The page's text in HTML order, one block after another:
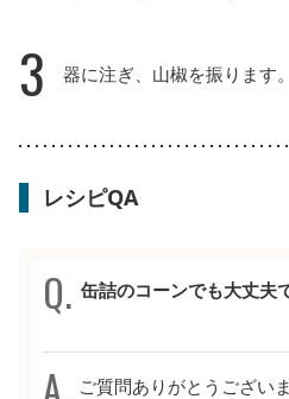
3 器に注ぎ、山椒を振ります。
レシピQA
缶詰のコーンでも大丈夫
ご質問ありがとうござい